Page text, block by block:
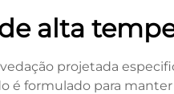
alta
projetada
é formulado para